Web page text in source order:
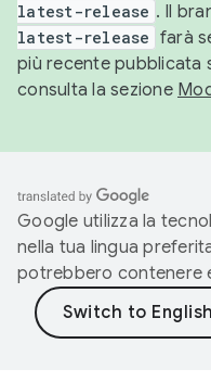
latest-release . Il
latest-release farà
più recente pubblicata
consulta la sezione
Google utilizza la
nella tua lingua
potrebbero contenere